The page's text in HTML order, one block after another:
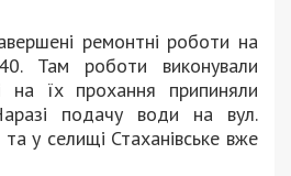
ремонтні роботи на
Там роботи виконували
на їх прохання припиняли
подачу води на вул.
у селищі Стаханівське вже